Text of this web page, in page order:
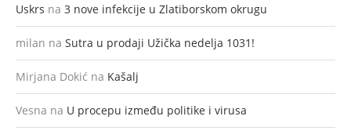
Uskrs na 3 nove infekcije u Zlatiborskom okrugu
milan na Sutra u prodaji Užička nedelja 1031!
Mirjana Dokić na Kašalj
Vesna na U procepu između politike i virusa